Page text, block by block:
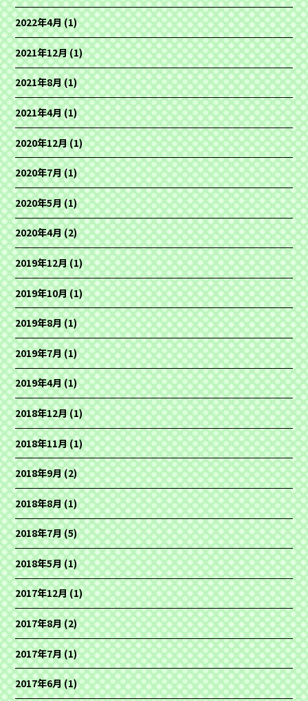
2022年4月(1)
2021年12月(1)
2021年8月(1)
2021年4月(1)
2020年12月(1)
2020年7月(1)
2020年5月(1)
2020年4月(2)
2019年12月(1)
2019年10月(1)
2019年8月(1)
2019年7月(1)
2019年4月(1)
2018年12月(1)
2018年11月(1)
2018年9月(2)
2018年8月(1)
2018年7月(5)
2018年5月(1)
2017年12月(1)
2017年8月(2)
2017年7月(1)
2017年6月(1)